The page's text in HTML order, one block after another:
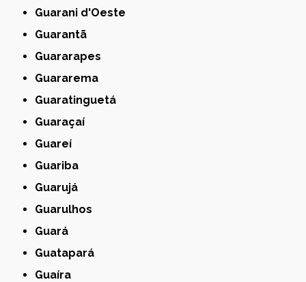
Guarani d'Oeste
Guarantã
Guararapes
Guararema
Guaratinguetá
Guaraçaí
Guareí
Guariba
Guarujá
Guarulhos
Guará
Guatapará
Guaíra